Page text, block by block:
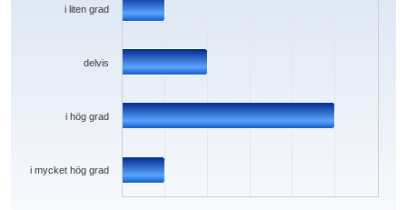
i mycket hög grad
i hög grad
delvis
i liten grad